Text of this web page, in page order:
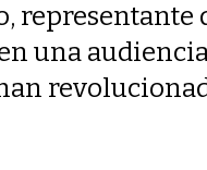
representante
una